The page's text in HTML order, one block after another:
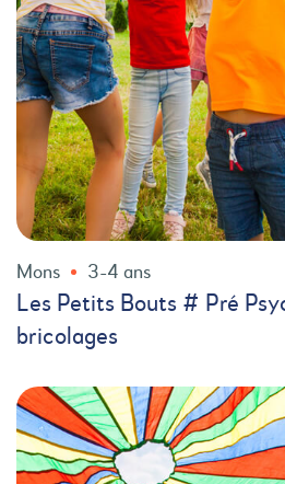
Mons 3-4 ans
Les Petits Bouts # Pré
bricolages